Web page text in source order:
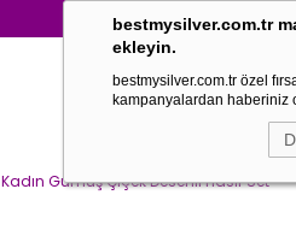
bestmysilver.com.tr
ekleyin.
bestmysilver.com.tr özel
kampanyalardan haberiniz
Kadın Gümüş Çiçek Desenli Hasır Set